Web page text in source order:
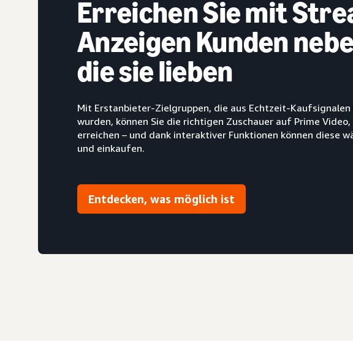
Erreichen Sie mit
Anzeigen Kunden
die sie lieben
Mit Erstanbieter-Zielgruppen, die aus Echtzeit-
wurden, können Sie die richtigen Zuschauer auf Prime
erreichen – und dank interaktiver Funktionen können diese
und einkaufen.
Entdecken, was möglich ist